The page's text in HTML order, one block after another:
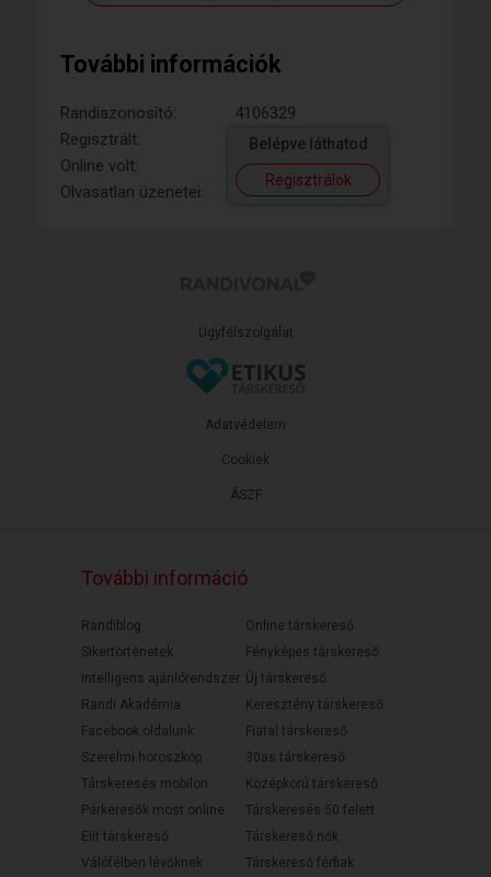
További információk
Randiazonosító:
4106329
Regisztrált:
Online volt:
Olvasatlan üzenetei:
Belépve láthatod
Regisztrálok
Ügyfélszolgálat
ÁSZF
Adatvédelem
Cookiek
További információ
Randiblog
Sikertörténetek
Intelligens ajánlórendszer
Randi Akadémia
Facebook oldalunk
Szerelmi horoszkóp
Társkeresés mobilon
Párkeresők most online
Elit társkereső
Válófélben lévőknek
Online társkereső
Fényképes társkereső
Új társkereső
Keresztény társkereső
Fiatal társkereső
30as társkereső
Középkorú társkereső
Társkeresés 50 felett
Társkereső nők
Társkereső férfiak